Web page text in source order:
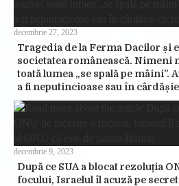
Tragedia de la Ferma Dacilor și
societatea românească. Nimeni
toată lumea „se spală pe mâini”.
a fi neputincioase sau în
decembrie 27, 2023
După ce SUA a blocat rezoluția
focului, Israelul îl acuză pe
decembrie 9, 2023